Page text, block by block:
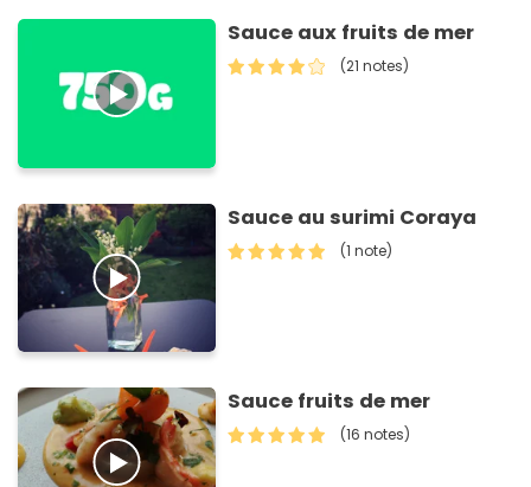
Sauce aux fruits de mer
(21 notes)
Sauce au surimi Coraya
(1 note)
Sauce fruits de mer
(16 notes)